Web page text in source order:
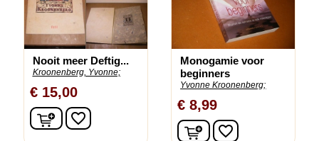
Nooit meer Deftig...
Kroonenberg, Yvonne;
€ 15,00
In winkelwagen
favorite_border
Monogamie voor
beginners
Yvonne Kroonenberg;
€ 8,99
In winkelwagen
favorite_border